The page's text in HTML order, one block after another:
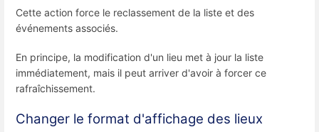
Cette action force le reclassement de la liste et des
événements associés.
En principe, la modification d'un lieu met à jour la liste
immédiatement, mais il peut arriver d'avoir à forcer ce
rafraîchissement.
Changer le format d'affichage des lieux